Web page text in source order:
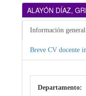
ALAYÓN DÍAZ,
Información general
Breve CV docente
Departamento: